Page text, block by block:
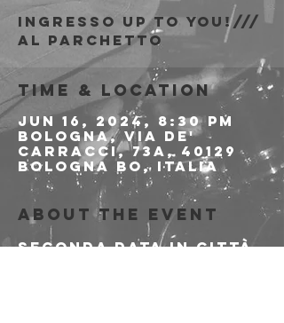
Ingresso Up to You!///
al parchetto
Time & Location
Jun 16, 2024, 8:30 PM
Bologna, Via de'
Carracci, 73a, 40129
Bologna BO, Italia
About the event
Seconda data in città